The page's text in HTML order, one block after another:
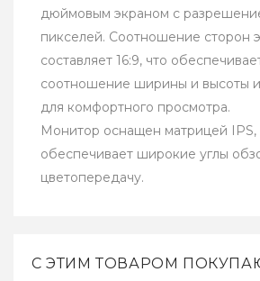
дюймовым экраном с
пикселей. Соотношение сторон
составляет 16:9, что
соотношение ширины и высоты
для комфортного просмотра.
Монитор оснащен матрицей IPS,
обеспечивает широкие углы
цветопередачу.
С ЭТИМ ТОВАРОМ